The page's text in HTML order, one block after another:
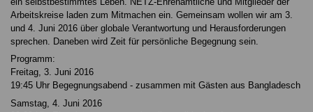
Arbeitskreise laden zum Mitmachen ein. Gemeinsam wollen wir am 3.
und 4. Juni 2016 über globale Verantwortung und Herausforderungen
sprechen. Daneben wird Zeit für persönliche Begegnung sein.
Programm:
Freitag, 3. Juni 2016
19:45 Uhr Begegnungsabend - zusammen mit Gästen aus Bangladesch
Samstag, 4. Juni 2016